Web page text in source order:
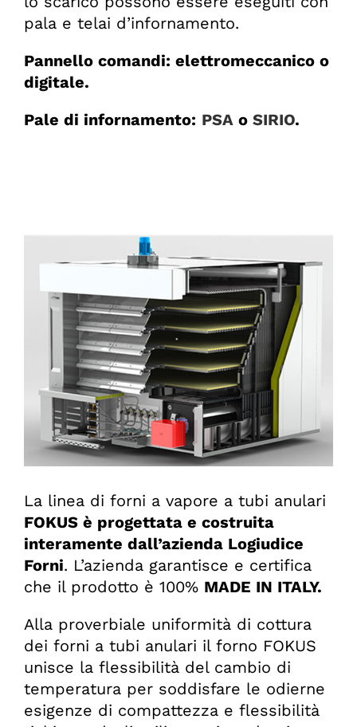
pala e telai d’infornamento.
Pannello comandi: elettromeccanico o
digitale.
Pale di infornamento: PSAo SIRIO.
La linea di forni a vapore a tubi anulari
FOKUS è progettata e costruita
interamente dall’azienda Logiudice
Forni. L’azienda garantisce e certifica
che il prodotto è 100% MADE IN ITALY.
Alla proverbiale uniformità di cottura
dei forni a tubi anulari il forno FOKUS
unisce la flessibilità del cambio di
temperatura per soddisfare le odierne
esigenze di compattezza e flessibilità